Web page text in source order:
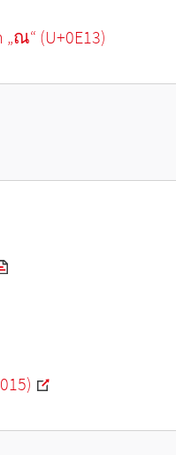
ณ“ (U+0E13)